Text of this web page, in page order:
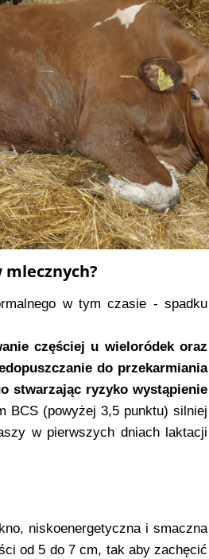
w tym czasie - spadku
częściej u wieloródek oraz
do przekarmiania
stwarzając ryzyko wystąpienie
BCS (powyżej 3,5 punktu) silniej
w pierwszych dniach laktacji
niskoenergetyczna i smaczna
od 5 do 7 cm, tak aby zachęcić